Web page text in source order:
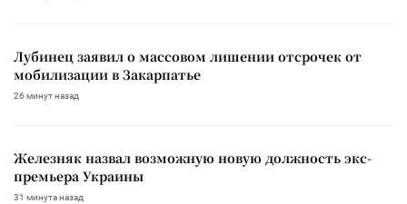
Лубинец заявил о массовом лишении отсрочек от
мобилизации в Закарпатье
26 минут назад
Железняк назвал возможную новую должность экс-
премьера Украины
31 минута назад